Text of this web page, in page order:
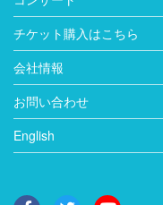
チケット購入はこちら
会社情報
お問い合わせ
English